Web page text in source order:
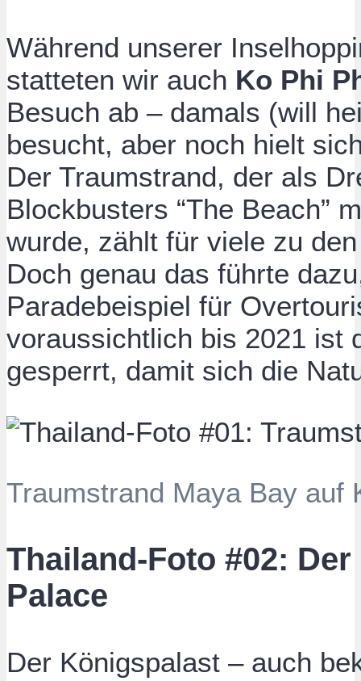
Während unserer
statteten wir auch Ko Phi
Besuch ab – damals (will
besucht, aber noch hielt
Der Traumstrand, der als
Blockbusters “The Beach”
wurde, zählt für viele zu
Doch genau das führte
Paradebeispiel für
voraussichtlich bis 2021 ist
gesperrt, damit sich die
Traumstrand Maya Bay auf
Thailand-Foto #02:
Palace
Der Königspalast – auch